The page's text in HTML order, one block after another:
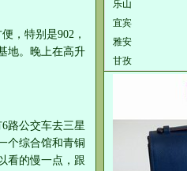
，特别是902，
地。晚上在高升
路公交车去三星
个综合馆和青铜
看的慢一点，跟
乐山
宜宾
雅安
甘孜